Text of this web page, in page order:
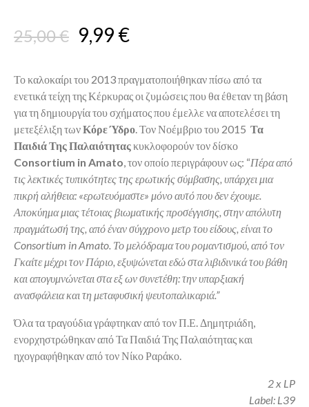
25,00€ Original
was:
25,00 €.
9,99 €Current
is:
9,99 €.
Το καλοκαίρι του 2013 πραγματοποιήθηκαν πίσω από τα
ενετικά τείχη της Κέρκυρας οι ζυμώσεις που θα έθεταν τη βάση
για τη δημιουργία του σχήματος που έμελλε να αποτελέσει τη
μετεξέλιξη τωνΚόρε Ύδρο. Τον Νοέμβριο του 2015 Τα
Παιδιά Της Παλαιότηταςκυκλοφορούν τον δίσκο
Consortium in Amato, τον οποίο περιγράφουν ως: “Πέρα από
τις λεκτικές τυπικότητες της ερωτικής σύμβασης, υπάρχει μια
πικρή αλήθεια: «ερωτευόμαστε» μόνο αυτό που δεν έχουμε.
Αποκύημα μιας τέτοιας βιωματικής προσέγγισης, στην απόλυτη
πραγμάτωσή της, από έναν σύγχρονο μετρ του είδους, είναι το
Consortium in Amato. Το μελόδραμα του ρομαντισμού, από τον
Γκαίτε μέχρι τον Πάριο, εξυψώνεται εδώ στα λιβιδινικά του βάθη
και απογυμνώνεται στα εξ ων συνετέθη: την υπαρξιακή
ανασφάλεια και τη μεταφυσική ψευτοπαλικαριά.”
Όλα τα τραγούδια γράφτηκαν από τον Π.Ε. Δημητριάδη,
ενορχηστρώθηκαν από Τα Παιδιά Της Παλαιότητας και
ηχογραφήθηκαν από τον Νίκο Ραράκο.
2 x LP
Label: L39